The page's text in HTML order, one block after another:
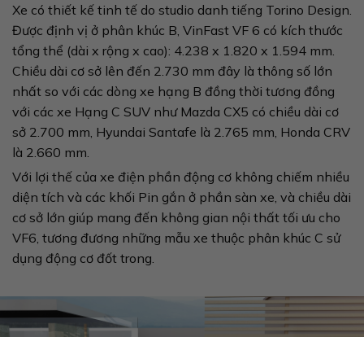
Xe có thiết kế tinh tế do studio danh tiếng Torino Design.
Được định vị ở phân khúc B, VinFast VF 6 có kích thước
tổng thể (dài x rộng x cao): 4.238 x 1.820 x 1.594 mm.
Chiều dài cơ sở lên đến 2.730 mm đây là thông số lớn
nhất so với các dòng xe hạng B đồng thời tương đồng
với các xe Hạng C SUV như Mazda CX5 có chiều dài cơ
sở 2.700 mm, Hyundai Santafe là 2.765 mm, Honda CRV
là 2.660 mm.
Với lợi thế của xe điện phần động cơ không chiếm nhiều
diện tích và các khối Pin gắn ở phần sàn xe, và chiều dài
cơ sở lớn giúp mang đến không gian nội thất tối ưu cho
VF6, tương đương những mẫu xe thuộc phân khúc C sử
dụng động cơ đốt trong.